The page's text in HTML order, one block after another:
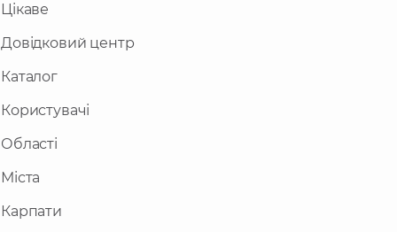
Цікаве
Довідковий центр
Каталог
Користувачі
Області
Міста
Карпати